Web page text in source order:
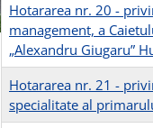
Hotararea nr. 20 -
management, a
„Alexandru Giugaru”
Hotararea nr. 21 -
specialitate al